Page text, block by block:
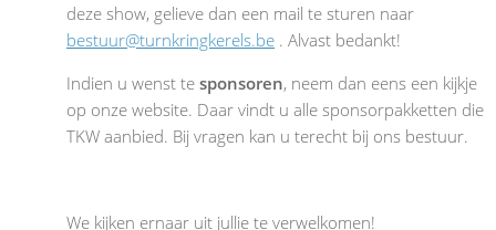
deze show, gelieve dan een mail te sturen naar
bestuur@turnkringkerels.be . Alvast bedankt!
Indien u wenst te sponsoren, neem dan eens een kijkje
op onze website. Daar vindt u alle sponsorpakketten die
TKW aanbied. Bij vragen kan u terecht bij ons bestuur.
We kijken ernaar uit jullie te verwelkomen!